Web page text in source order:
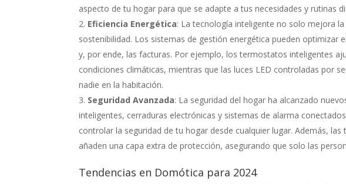
aspecto de tu hogar para que se adapte a tus necesidades y rutinas
Eficiencia Energética: La tecnología inteligente no solo mejora
sostenibilidad. Los sistemas de gestión energética pueden optimizar
y, por ende, las facturas. Por ejemplo, los termostatos inteligentes
condiciones climáticas, mientras que las luces LED controladas por
nadie en la habitación.
Seguridad Avanzada: La seguridad del hogar ha alcanzado
inteligentes, cerraduras electrónicas y sistemas de alarma
controlar la seguridad de tu hogar desde cualquier lugar. Además,
añaden una capa extra de protección, asegurando que solo las
Tendencias en Domótica para 2024